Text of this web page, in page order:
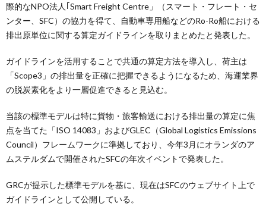
際的なNPO法人｢Smart Freight Centre」（スマート・フレート・セ
ンター、SFC）の協力を得て、自動車専用船などのRo-Ro船における
排出原単位に関する算定ガイドラインを取りまとめたと発表した。
ガイドラインを活用することで共通の算定方法を導入し、荷主は
「Scope3」の排出量を正確に把握できるようになるため、海運業界
の脱炭素化をより一層促進できると見込む。
当該の標準モデルは特に貨物・旅客輸送における排出量の算定に焦
点を当てた「ISO 14083」およびGLEC（Global Logistics Emissions
Council）フレームワークに準拠しており、今年3月にオランダのア
ムステルダムで開催されたSFCの年次イベントで発表した。
GRCが提示した標準モデルを基に、現在はSFCのウェブサイト上で
ガイドラインとして公開している。